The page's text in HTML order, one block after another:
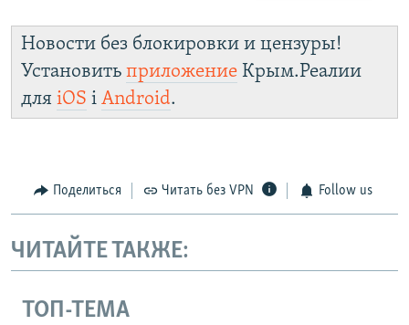
Новости без блокировки и цензуры!
Установить приложение Крым.Реалии
для iOS і Android.
Поделиться Читать без VPN Follow us
ЧИТАЙТЕ ТАКЖЕ:
ТОП-ТЕМА